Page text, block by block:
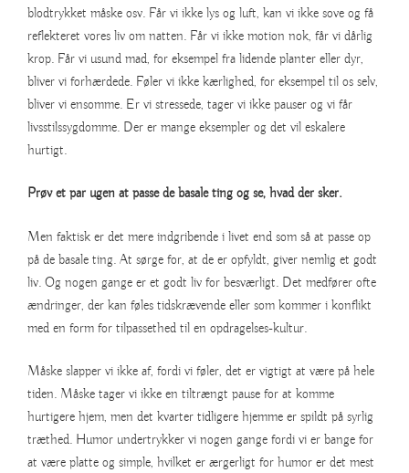
blodtrykket måske osv. Får vi ikke lys og luft, kan vi ikke sove og få
reflekteret vores liv om natten. Får vi ikke motion nok, får vi dårlig
krop. Får vi usund mad, for eksempel fra lidende planter eller dyr,
bliver vi forhærdede. Føler vi ikke kærlighed, for eksempel til os selv,
bliver vi ensomme. Er vi stressede, tager vi ikke pauser og vi får
livsstilssygdomme. Der er mange eksempler og det vil eskalere
hurtigt.
Prøv et par ugen at passe de basale ting og se, hvad der sker.
Men faktisk er det mere indgribende i livet end som så at passe op
på de basale ting. At sørge for, at de er opfyldt, giver nemlig et godt
liv. Og nogen gange er et godt liv for besværligt. Det medfører ofte
ændringer, der kan føles tidskrævende eller som kommer i konflikt
med en form for tilpassethed til en opdragelses-kultur.
Måske slapper vi ikke af, fordi vi føler, det er vigtigt at være på hele
tiden. Måske tager vi ikke en tiltrængt pause for at komme
hurtigere hjem, men det kvarter tidligere hjemme er spildt på syrlig
træthed. Humor undertrykker vi nogen gange fordi vi er bange for
at være platte og simple, hvilket er ærgerligt for humor er det mest